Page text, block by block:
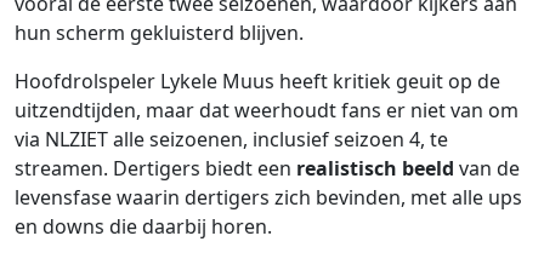
hun scherm gekluisterd blijven.
Hoofdrolspeler Lykele Muus heeft kritiek geuit op de
uitzendtijden, maar dat weerhoudt fans er niet van om
via NLZIET alle seizoenen, inclusief seizoen 4, te
streamen. Dertigers biedt een realistisch beeld van de
levensfase waarin dertigers zich bevinden, met alle ups
en downs die daarbij horen.